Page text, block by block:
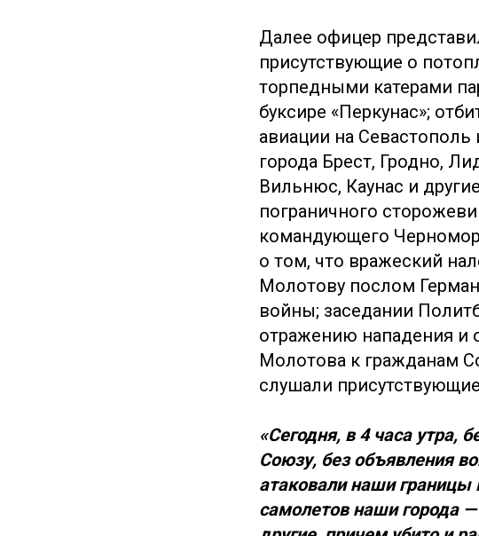
Далее офицер
присутствующие о
торпедными катерами
буксире «Перкунас»;
авиации на
города Брест, Гродно,
Вильнюс, Каунас и
пограничного
командующего
о том, что вражеский
Молотову послом
войны; заседании
отражению нападения и
Молотова к гражданам
слушали
«Сегодня, в 4 часа утра,
Союзу, без объявления
атаковали наши границы
самолетов наши города